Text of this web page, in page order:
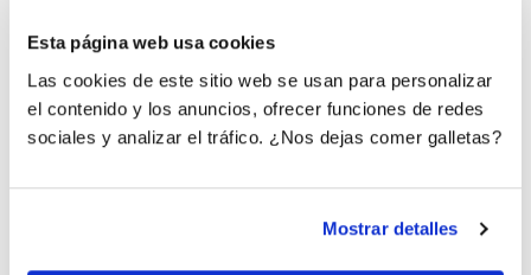
Esta página web usa cookies
Las cookies de este sitio web se usan para personalizar
el contenido y los anuncios, ofrecer funciones de redes
sociales y analizar el tráfico. ¿Nos dejas comer galletas?
Mostrar detalles
Coste por lead (CPL) por canal — el
objetivo realista en España está entre 8 € y
25 € según ciudad.